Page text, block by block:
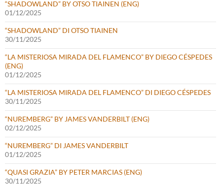
“SHADOWLAND” BY OTSO TIAINEN (ENG)
01/12/2025
“SHADOWLAND” DI OTSO TIAINEN
30/11/2025
“LA MISTERIOSA MIRADA DEL FLAMENCO” BY DIEGO CÉSPEDES
(ENG)
01/12/2025
“LA MISTERIOSA MIRADA DEL FLAMENCO” DI DIEGO CÉSPEDES
30/11/2025
“NUREMBERG” BY JAMES VANDERBILT (ENG)
02/12/2025
“NUREMBERG” DI JAMES VANDERBILT
01/12/2025
“QUASI GRAZIA” BY PETER MARCIAS (ENG)
30/11/2025